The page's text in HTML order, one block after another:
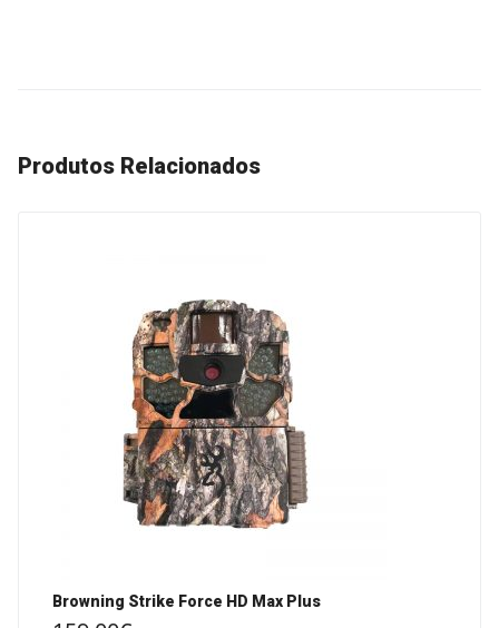
Produtos Relacionados
Browning Strike Force HD Max Plus